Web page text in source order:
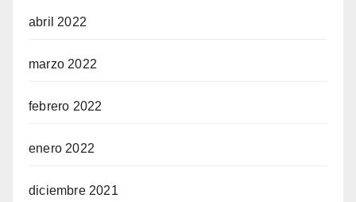
abril 2022
marzo 2022
febrero 2022
enero 2022
diciembre 2021